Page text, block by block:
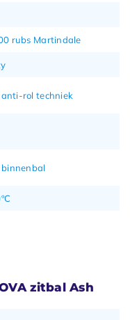
rubs Martindale
rol techniek
zitbal Ash